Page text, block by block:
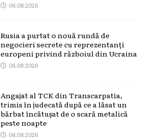
06.08.2026
Rusia a purtat o nouă rundă de
negocieri secrete cu reprezentanți
europeni privind războiul din Ucraina
06.08.2026
Angajat al TCK din Transcarpatia,
trimis în judecată după ce a lăsat un
bărbat încătușat de o scară metalică
peste noapte
06.08.2026